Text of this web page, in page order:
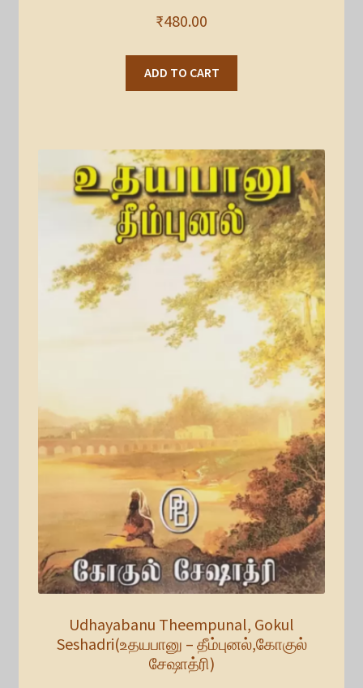
₹480.00
ADD TO CART
Udhayabanu Theempunal, Gokul
Seshadri(உதயபானு – தீம்புனல்,கோகுல்
சேஷாத்ரி)